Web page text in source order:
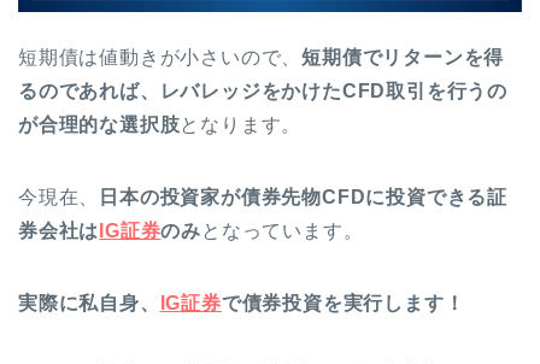
短期債は値動きが小さいので、短期債でリターンを得
るのであれば、レバレッジをかけたCFD取引を行うの
が合理的な選択肢となります。
今現在、
日本の投資家が債券先物CFDに投資できる証
券会社は IG証券のみ となっています。
実際に私自身、 IG証券で債券投資を実行します！